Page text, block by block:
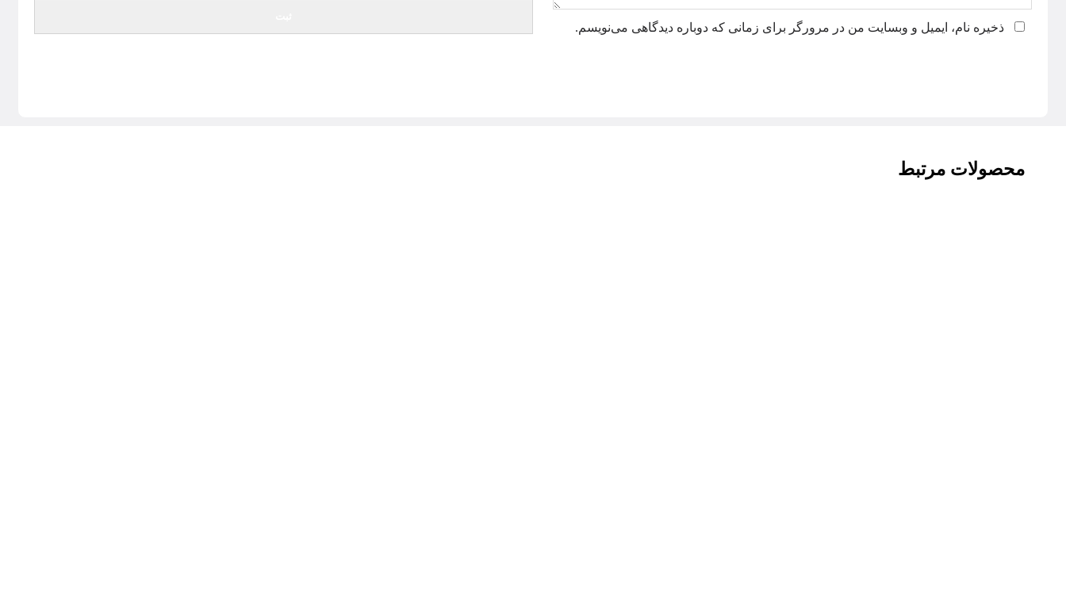
ذخیره نام، ایمیل و وبسایت من در مرورگر برای زمانی که دوباره دیدگاهی می‌نویسم.
محصولات مرتبط